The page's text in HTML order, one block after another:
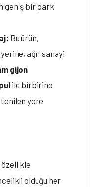
geniş bir park
Bu ürün,
ağır sanayi
gijon
ile birbirine
yere
özellikle
olduğu her